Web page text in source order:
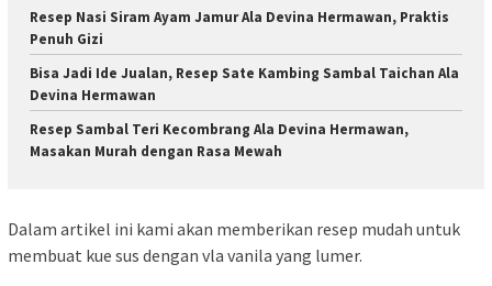
Resep Nasi Siram Ayam Jamur Ala Devina Hermawan, Praktis
Penuh Gizi
Bisa Jadi Ide Jualan, Resep Sate Kambing Sambal Taichan Ala
Devina Hermawan
Resep Sambal Teri Kecombrang Ala Devina Hermawan,
Masakan Murah dengan Rasa Mewah
Dalam artikel ini kami akan memberikan resep mudah untuk
membuat kue sus dengan vla vanila yang lumer.